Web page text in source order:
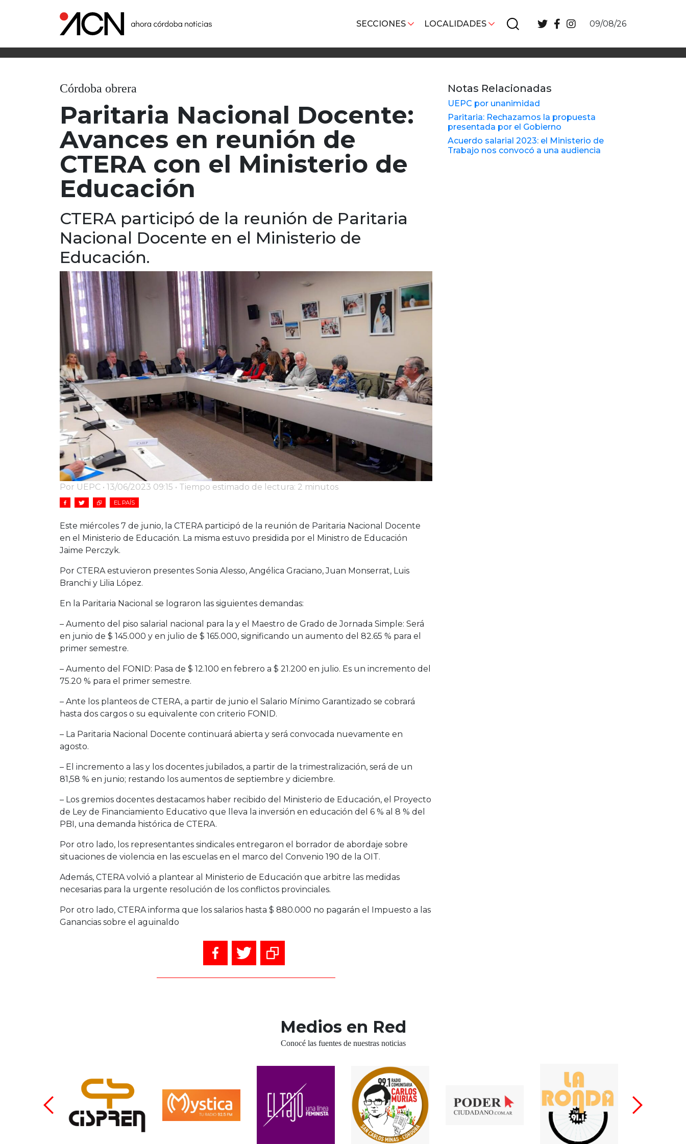
SECCIONES LOCALIDADES 09/08/26
Córdoba obrera
Paritaria Nacional Docente:
Avances en reunión de
CTERA con el Ministerio de
Educación
CTERA participó de la reunión de Paritaria
Nacional Docente en el Ministerio de
Educación.
Por UEPC • 13/06/2023 09:15 • Tiempo estimado de lectura: 2 minutos
EL PAÍS
Este miércoles 7 de junio, la CTERA participó de la reunión de Paritaria Nacional Docente
en el Ministerio de Educación. La misma estuvo presidida por el Ministro de Educación
Jaime Perczyk.
Por CTERA estuvieron presentes Sonia Alesso, Angélica Graciano, Juan Monserrat, Luis
Branchi y Lilia López.
En la Paritaria Nacional se lograron las siguientes demandas:
– Aumento del piso salarial nacional para la y el Maestro de Grado de Jornada Simple: Será
en junio de $ 145.000 y en julio de $ 165.000, significando un aumento del 82.65 % para el
primer semestre.
– Aumento del FONID: Pasa de $ 12.100 en febrero a $ 21.200 en julio. Es un incremento del
75.20 % para el primer semestre.
– Ante los planteos de CTERA, a partir de junio el Salario Mínimo Garantizado se cobrará
hasta dos cargos o su equivalente con criterio FONID.
– La Paritaria Nacional Docente continuará abierta y será convocada nuevamente en
agosto.
– El incremento a las y los docentes jubilados, a partir de la trimestralización, será de un
81,58 % en junio; restando los aumentos de septiembre y diciembre.
– Los gremios docentes destacamos haber recibido del Ministerio de Educación, el Proyecto
de Ley de Financiamiento Educativo que lleva la inversión en educación del 6 % al 8 % del
PBI, una demanda histórica de CTERA.
Por otro lado, los representantes sindicales entregaron el borrador de abordaje sobre
situaciones de violencia en las escuelas en el marco del Convenio 190 de la OIT.
Además, CTERA volvió a plantear al Ministerio de Educación que arbitre las medidas
necesarias para la urgente resolución de los conflictos provinciales.
Por otro lado, CTERA informa que los salarios hasta $ 880.000 no pagarán el Impuesto a las
Ganancias sobre el aguinaldo
Notas Relacionadas
UEPC por unanimidad
Paritaria: Rechazamos la propuesta
presentada por el Gobierno
Acuerdo salarial 2023: el Ministerio de
Trabajo nos convocó a una audiencia
Medios en Red
Conocé las fuentes de nuestras noticias